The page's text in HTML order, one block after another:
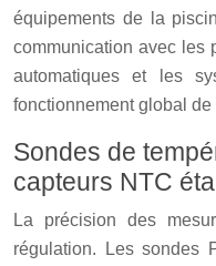
équipements de la
communication avec les
automatiques et les
fonctionnement global de
Sondes de
capteurs NTC
La précision des
régulation. Les sondes